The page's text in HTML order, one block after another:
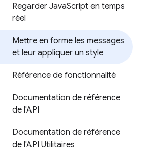
Regarder JavaScript en temps
réel
Mettre en forme les messages
et leur appliquer un style
Référence de fonctionnalité
Documentation de référence
de l'API
Documentation de référence
de l'API Utilitaires